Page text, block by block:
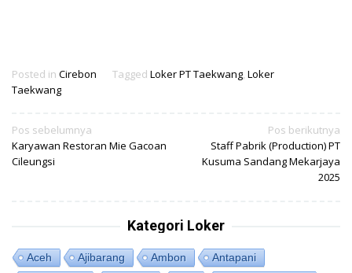
Posted in Cirebon Tagged Loker PT Taekwang Loker
Taekwang
Navigasi
pos
Pos sebelumnya
Karyawan Restoran Mie Gacoan
Cileungsi
Pos berikutnya
Staff Pabrik (Production) PT
Kusuma Sandang Mekarjaya
2025
Kategori Loker
Aceh Ajibarang Ambon
Antapani